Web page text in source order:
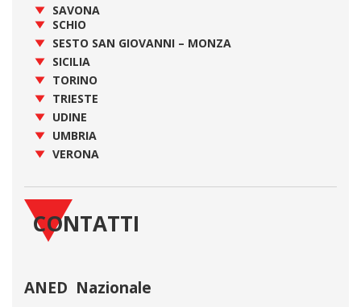
SAVONA
SCHIO
SESTO SAN GIOVANNI – MONZA
SICILIA
TORINO
TRIESTE
UDINE
UMBRIA
VERONA
CONTATTI
ANED Nazionale